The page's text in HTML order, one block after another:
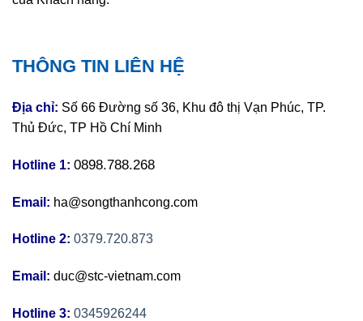
THÔNG TIN LIÊN HỆ
Địa chỉ: Số 66 Đường số 36, Khu đô thị Vạn Phúc, TP.
Thủ Đức, TP Hồ Chí Minh
Hotline 1: 0898.788.268
Email: ha@songthanhcong.com
Hotline 2: 0379.720.873
Email: duc@stc-vietnam.com
Hotline 3: 0345926244